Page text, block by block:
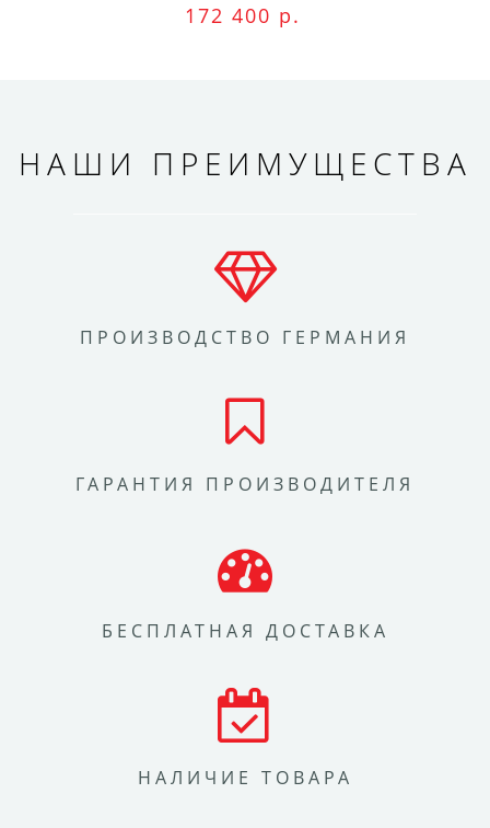
172 400 р.
НАШИ ПРЕИМУЩЕСТВА
ПРОИЗВОДСТВО ГЕРМАНИЯ
ГАРАНТИЯ ПРОИЗВОДИТЕЛЯ
БЕСПЛАТНАЯ ДОСТАВКА
НАЛИЧИЕ ТОВАРА